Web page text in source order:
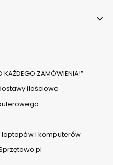
ZAMÓWIENIA!”
ilościowe
i komputerów